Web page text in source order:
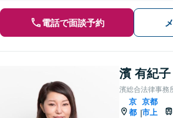
電話で面談予約
濱 有紀子
濱総合法律事務
京
都 |
京都
市上